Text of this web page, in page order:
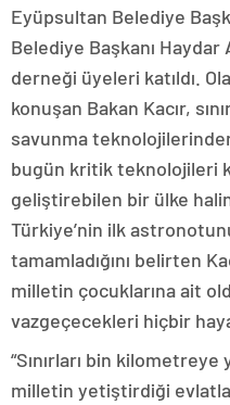
Eyüpsultan Belediye
Belediye Başkanı Haydar
derneği üyeleri katıldı.
konuşan Bakan Kacır,
savunma
bugün kritik teknolojileri
geliştirebilen bir ülke
Türkiye’nin ilk
tamamladığını belirten
milletin çocuklarına ait
vazgeçecekleri hiçbir
“Sınırları bin
milletin yetiştirdiği